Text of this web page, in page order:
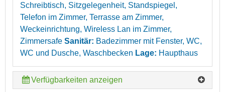
Schreibtisch, Sitzgelegenheit, Standspiegel,
Telefon im Zimmer, Terrasse am Zimmer,
Weckeinrichtung, Wireless Lan im Zimmer,
Zimmersafe Sanitär: Badezimmer mit Fenster, WC,
WC und Dusche, Waschbecken Lage: Haupthaus
Verfügbarkeiten anzeigen